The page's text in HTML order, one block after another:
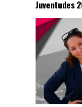
Juventudes